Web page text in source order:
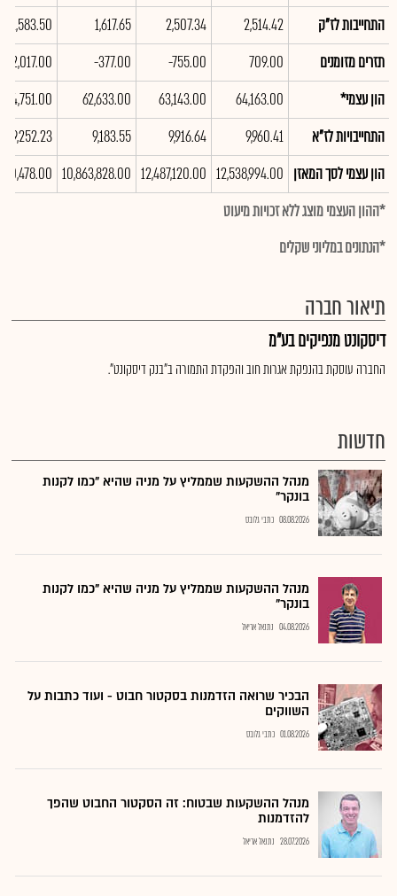
התחייבות לז"ק
2,514.42
2,507.34
1,617.65
1,583.50
תזרים מזומנים
709.00
-755.00
-377.00
2,017.00
הון עצמי*
64,163.00
63,143.00
62,633.00
64,751.00
התחייבויות לז"א
9,960.41
9,916.64
9,183.55
9,252.23
הון עצמי לסך המאזן 12,538,994.00
12,487,120.00
10,863,828.00
*ההון העצמי מוצג ללא זכויות מיעוט
*הנתונים במליוני שקלים
תיאור חברה
דיסקונט מנפיקים בע"מ
החברה עוסקת בהנפקת אגרות חוב והפקדת התמורה ב"בנק דיסקונט".
חדשות
מנהל ההשקעות שממליץ על מניה שהיא "כמו לקנות
בונקר"
08.08.2026 כתבי גלובס
מנהל ההשקעות שממליץ על מניה שהיא "כמו לקנות
בונקר"
04.08.2026 נתנאל אריאל
הבכיר שרואה הזדמנות בסקטור חבוט - ועוד כתבות על
השווקים
01.08.2026 כתבי גלובס
מנהל ההשקעות שבטוח: זה הסקטור החבוט שהפך
להזדמנות
28.07.2026 נתנאל אריאל